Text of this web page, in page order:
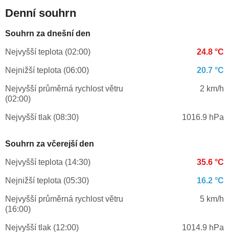
Denní souhrn
Souhrn za dnešní den
Nejvyšší teplota (02:00) 24.8 °C
Nejnižší teplota (06:00) 20.7 °C
Nejvyšší průměrná rychlost větru
(02:00)
2 km/h
Nejvyšší tlak (08:30) 1016.9 hPa
Souhrn za včerejší den
Nejvyšší teplota (14:30) 35.6 °C
Nejnižší teplota (05:30) 16.2 °C
Nejvyšší průměrná rychlost větru
(16:00)
5 km/h
Nejvyšší tlak (12:00) 1014.9 hPa